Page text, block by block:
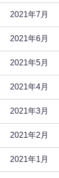
2021年7月
2021年6月
2021年5月
2021年4月
2021年3月
2021年2月
2021年1月